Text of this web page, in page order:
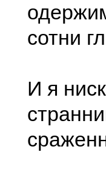
сотни
И я